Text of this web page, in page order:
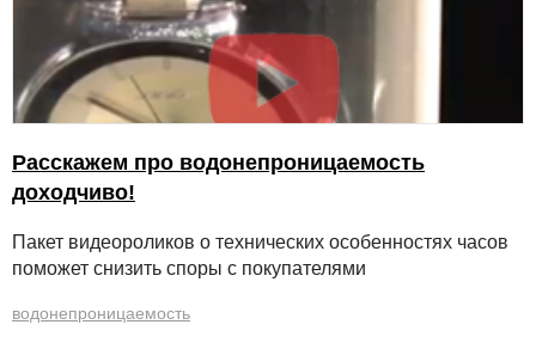
Расскажем про водонепроницаемость
доходчиво!
Пакет видеороликов о технических особенностях часов
поможет снизить споры с покупателями
водонепроницаемость